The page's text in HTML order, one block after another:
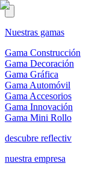
Nuestras gamas
Gama Construcción
Gama Decoración
Gama Gráfica
Gama Automóvil
Gama Accesorios
Gama Innovación
Gama Mini Rollo
descubre reflectiv
nuestra empresa